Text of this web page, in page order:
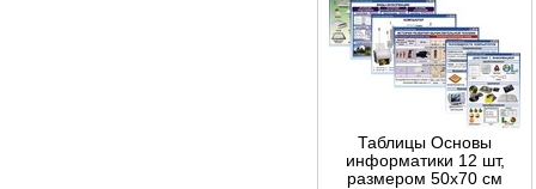
Таблицы Основы
информатики 12 шт,
размером 50х70 см